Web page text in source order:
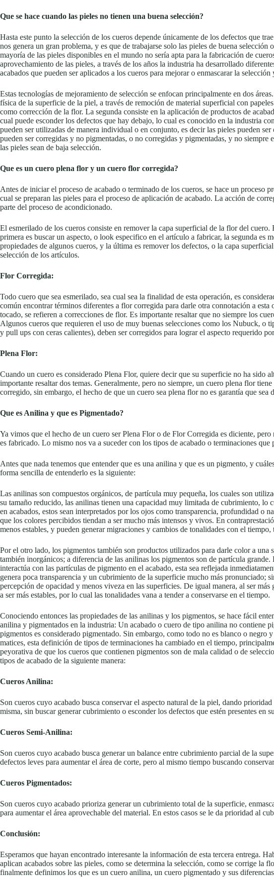
Que se hace cuando las pieles no tienen una buena selección?
Hasta este punto la selección de los cueros depende únicamente de los defectos que
nos genera un gran problema, y es que de trabajarse solo las pieles de buena selección
mayoría de las pieles disponibles en el mundo no sería apta para la fabricación de
aprovechamiento de las pieles, a través de los años la industria ha desarrollado
acabados que pueden ser aplicados a los cueros para mejorar o enmascarar la
Estas tecnologías de mejoramiento de selección se enfocan principalmente en dos
física de la superficie de la piel, a través de remoción de material superficial con
como corrección de la flor. La segunda consiste en la aplicación de productos de
cual puede esconder los defectos que hay debajo, lo cual es conocido en la industria
pueden ser utilizadas de manera individual o en conjunto, es decir las pieles pueden
pueden ser corregidas y no pigmentadas, o no corregidas y pigmentadas, y no siempre
las pieles sean de baja selección.
Que es un cuero plena flor y un cuero flor corregida?
Antes de iniciar el proceso de acabado o terminado de los cueros, se hace un proceso
cual se preparan las pieles para el proceso de aplicación de acabado. La acción de
parte del proceso de acondicionado.
El esmerilado de los cueros consiste en remover la capa superficial de la flor del cuero.
primera es buscar un aspecto, o look especifico en el artículo a fabricar, la segunda es
propiedades de algunos cueros, y la última es remover los defectos, o la capa
selección de los artículos.
Flor Corregida:
Todo cuero que sea esmerilado, sea cual sea la finalidad de esta operación, es
común encontrar términos diferentes a flor corregida para darle otra connotación a
tocado, se refieren a correcciones de flor. Es importante resaltar que no siempre los
Algunos cueros que requieren el uso de muy buenas selecciones como los Nubuck, o
y pull ups con ceras calientes), deben ser corregidos para lograr el aspecto requerido
Plena Flor:
Cuando un cuero es considerado Plena Flor, quiere decir que su superficie no ha sido
importante resaltar dos temas. Generalmente, pero no siempre, un cuero plena flor
corregido, sin embargo, el hecho de que un cuero sea plena flor no es garantía que sea
Que es Anilina y que es Pigmentado?
Ya vimos que el hecho de un cuero ser Plena Flor o de Flor Corregida es diciente,
es fabricado. Lo mismo nos va a suceder con los tipos de acabado o terminaciones que
Antes que nada tenemos que entender que es una anilina y que es un pigmento, y
forma sencilla de entenderlo es la siguiente:
Las anilinas son compuestos orgánicos, de partícula muy pequeña, los cuales son
su tamaño reducido, las anilinas tienen una capacidad muy limitada de cubrimiento, lo
en acabados, estos sean interpretados por los ojos como transparencia, profundidad o
que los colores percibidos tiendan a ser mucho más intensos y vivos. En
menos estables, y pueden generar migraciones y cambios de tonalidades con el tiempo,
Por el otro lado, los pigmentos también son productos utilizados para darle color a una
también inorgánicos; a diferencia de las anilinas los pigmentos son de partícula
interactúa con las partículas de pigmento en el acabado, esta sea reflejada
genera poca transparencia y un cubrimiento de la superficie mucho más pronunciado;
percepción de opacidad y menos viveza en las superficies. De igual manera, al ser más
a ser más estables, por lo cual las tonalidades vana a tender a conservarse en el tiempo.
Conociendo entonces las propiedades de las anilinas y los pigmentos, se hace fácil
anilina y pigmentados en la industria: Un acabado o cuero de tipo anilina no contiene
pigmentos es considerado pigmentado. Sin embargo, como todo no es blanco o negro
matices, esta definición de tipos de terminaciones ha cambiado en el tiempo,
peyorativa de que los cueros que contienen pigmentos son de mala calidad o de
tipos de acabado de la siguiente manera:
Cueros Anilina:
Son cueros cuyo acabado busca conservar el aspecto natural de la piel, dando
misma, sin buscar generar cubrimiento o esconder los defectos que estén presentes en
Cueros Semi-Anilina:
Son cueros cuyo acabado busca generar un balance entre cubrimiento parcial de la
defectos leves para aumentar el área de corte, pero al mismo tiempo buscando
Cueros Pigmentados:
Son cueros cuyo acabado prioriza generar un cubrimiento total de la superficie,
para aumentar el área aprovechable del material. En estos casos se le da prioridad al
Conclusión:
Esperamos que hayan encontrado interesante la información de esta tercera entrega.
aplican acabados sobre las pieles, como se determina la selección, como se corrige la
finalmente definimos los que es un cuero anilina, un cuero pigmentado y sus